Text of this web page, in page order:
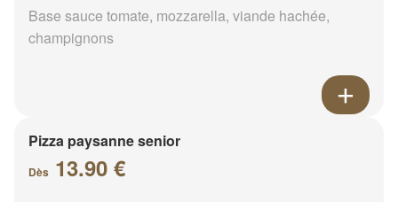
Base sauce tomate, mozzarella, viande hachée,
champignons
Pizza paysanne senior
Dès 13.90 €